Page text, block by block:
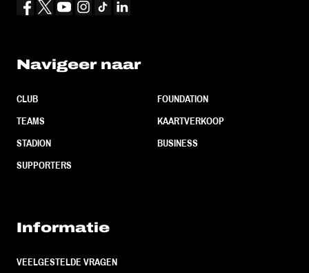
Navigeer naar
CLUB
TEAMS
STADION
SUPPORTERS
FOUNDATION
KAARTVERKOOP
BUSINESS
Informatie
VEELGESTELDE VRAGEN